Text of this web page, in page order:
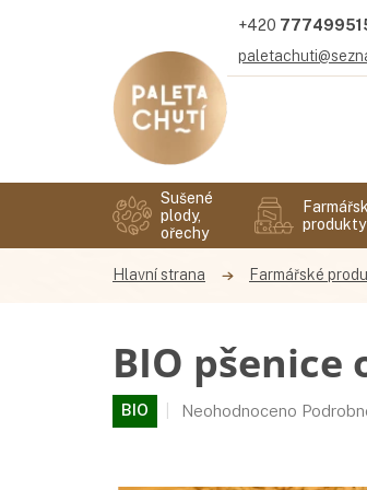
Sušené
plody,
ořechy
produkty
Farmářské
BIO pšenice
BIO
Průměrné
Neohodnoceno